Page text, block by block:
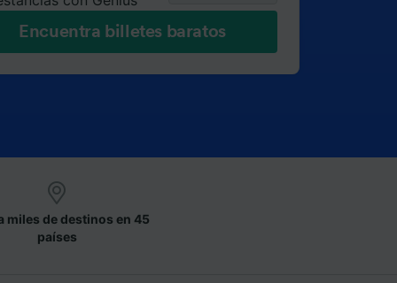
Encuentra billetes baratos
miles de destinos en 45
países